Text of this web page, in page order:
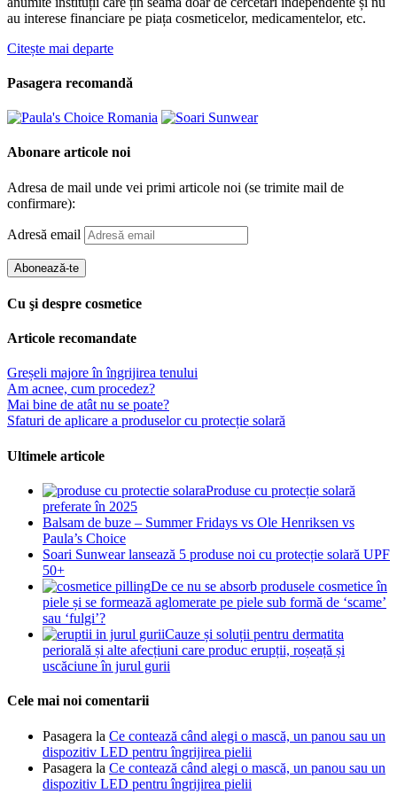
au interese financiare pe piața cosmeticelor, medicamentelor, etc.
Citește mai departe
Pasagera recomandă
Abonare articole noi
Adresa de mail unde vei primi articole noi (se trimite mail de
confirmare):
Adresă email
Abonează-te
Cu şi despre cosmetice
Articole recomandate
Greșeli majore în îngrijirea tenului
Am acnee, cum procedez?
Mai bine de atât nu se poate?
Sfaturi de aplicare a produselor cu protecție solară
Ultimele articole
Produse cu protecție solară
preferate în 2025
Balsam de buze – Summer Fridays vs Ole Henriksen vs
Paula’s Choice
Soari Sunwear lansează 5 produse noi cu protecție solară UPF
50+
De ce nu se absorb produsele cosmetice în
piele și se formează aglomerate pe piele sub formă de ‘scame’
sau ‘fulgi’?
Cauze și soluții pentru dermatita
periorală și alte afecțiuni care produc erupții, roșeață și
uscăciune în jurul gurii
Cele mai noi comentarii
Pasagera la Ce contează când alegi o mască, un panou sau un
dispozitiv LED pentru îngrijirea pielii
Pasagera la Ce contează când alegi o mască, un panou sau un
dispozitiv LED pentru îngrijirea pielii